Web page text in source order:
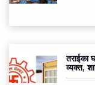
तराईका
व्यक्त,